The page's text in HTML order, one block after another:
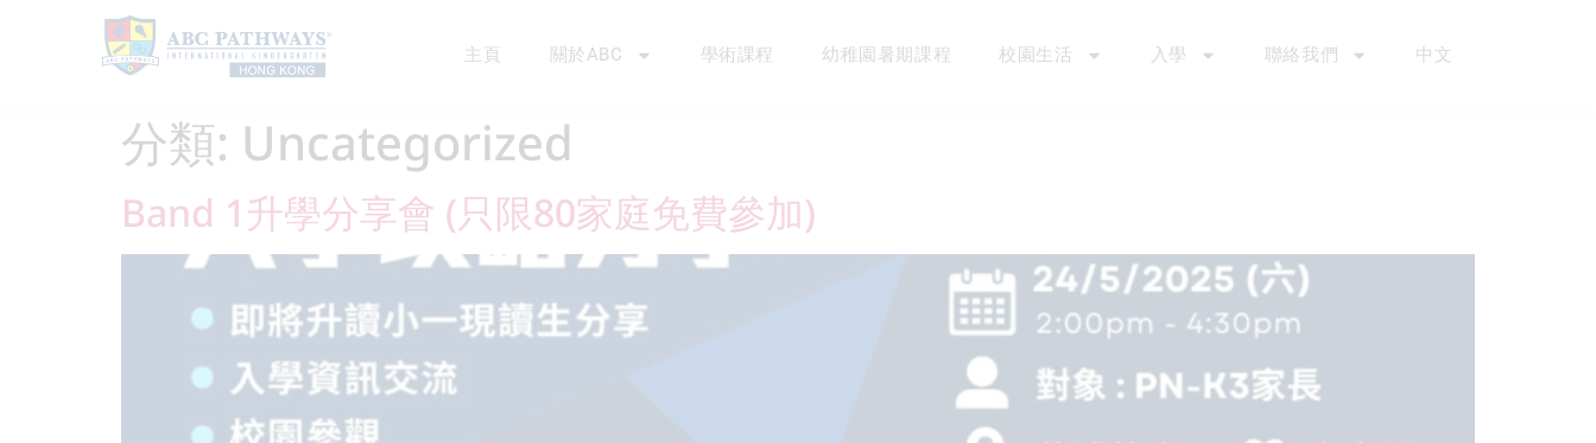
主頁 關於ABC 學術課程 幼稚園暑期課程 校園生活 入學 聯絡我們 中文
分類: Uncategorized
Band 1升學分享會 (只限80家庭免費參加)